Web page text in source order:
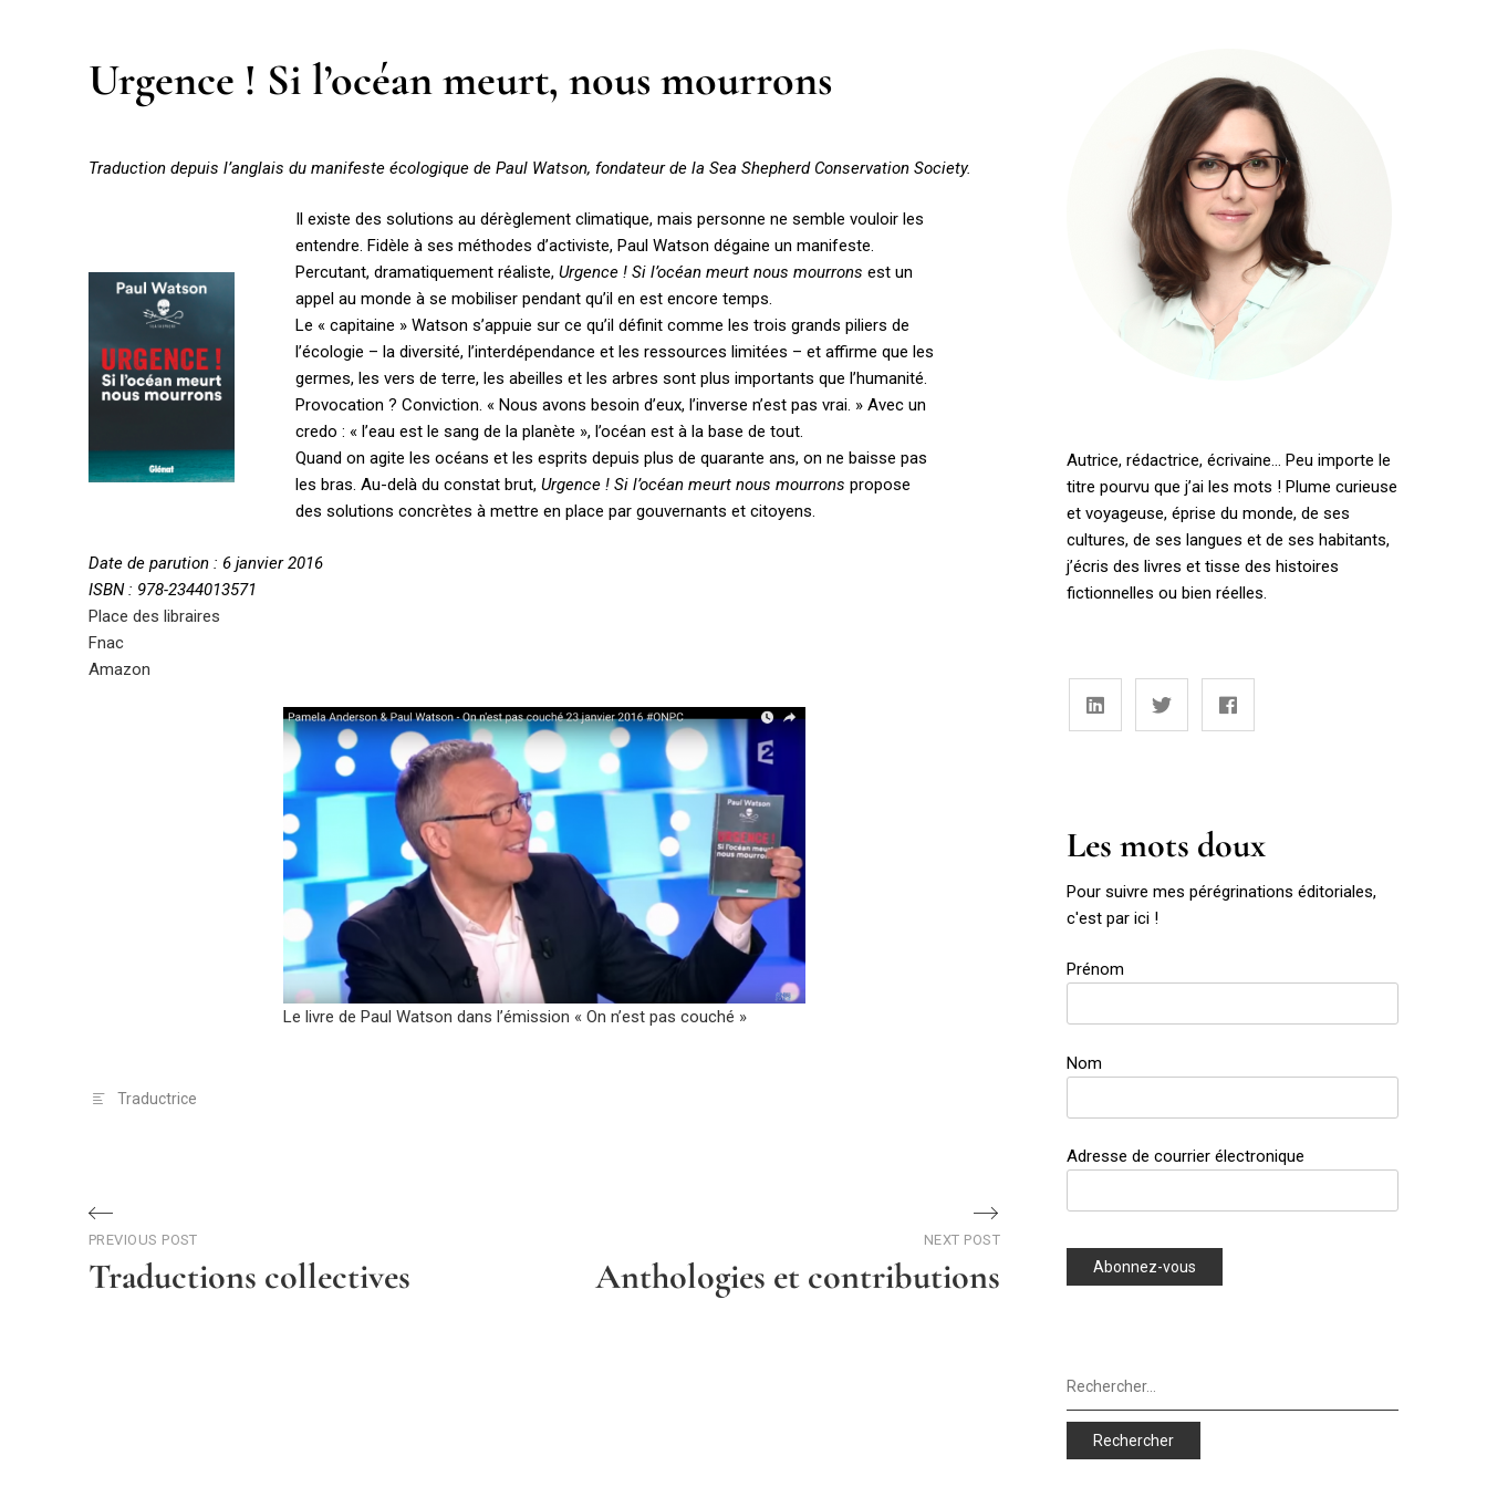
Urgence ! Si l’océan meurt, nous mourrons
Traduction depuis l’anglais du manifeste écologique de Paul Watson, fondateur de la Sea Shepherd Conservation Society.
Il existe des solutions au dérèglement climatique, mais personne ne semble vouloir les
entendre. Fidèle à ses méthodes d’activiste, Paul Watson dégaine un manifeste.
Percutant, dramatiquement réaliste,Urgence ! Si l’océan meurt nous mourrons est un
appel au monde à se mobiliser pendant qu’il en est encore temps.
Le « capitaine » Watson s’appuie sur ce qu’il définit comme les trois grands piliers de
l’écologie – la diversité, l’interdépendance et les ressources limitées – et affirme que les
germes, les vers de terre, les abeilles et les arbres sont plus importants que l’humanité.
Provocation ? Conviction. « Nous avons besoin d’eux, l’inverse n’est pas vrai. » Avec un
credo : « l’eau est le sang de la planète », l’océan est à la base de tout.
Quand on agite les océans et les esprits depuis plus de quarante ans, on ne baisse pas
les bras. Au-delà du constat brut,Urgence ! Si l’océan meurt nous mourrons propose
des solutions concrètes à mettre en place par gouvernants et citoyens.
Date de parution : 6 janvier 2016
ISBN : 978-2344013571
Place des libraires
Fnac
Amazon
Le livre de Paul Watson dans l’émission « On n’est pas couché »
Traductrice
Navigation
PREVIOUS POST
Traductions collectives
NEXT POST
Anthologies et contributions
Autrice, rédactrice, écrivaine… Peu importe le
titre pourvu que j’ai les mots ! Plume curieuse
et voyageuse, éprise du monde, de ses
cultures, de ses langues et de ses habitants,
j’écris des livres et tisse des histoires
fictionnelles ou bien réelles.
Les mots doux
Pour suivre mes pérégrinations éditoriales,
c'est par ici !
Prénom
Nom
Adresse de courrier électronique